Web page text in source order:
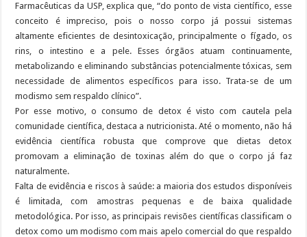
Farmacêuticas da USP, explica que, “do ponto de vista científico, esse
conceito é impreciso, pois o nosso corpo já possui sistemas
altamente eficientes de desintoxicação, principalmente o fígado, os
rins, o intestino e a pele. Esses órgãos atuam continuamente,
metabolizando e eliminando substâncias potencialmente tóxicas, sem
necessidade de alimentos específicos para isso. Trata-se de um
modismo sem respaldo clínico”.
Por esse motivo, o consumo de detox é visto com cautela pela
comunidade científica, destaca a nutricionista. Até o momento, não há
evidência científica robusta que comprove que dietas detox
promovam a eliminação de toxinas além do que o corpo já faz
naturalmente.
Falta de evidência e riscos à saúde: a maioria dos estudos disponíveis
é limitada, com amostras pequenas e de baixa qualidade
metodológica. Por isso, as principais revisões científicas classificam o
detox como um modismo com mais apelo comercial do que respaldo